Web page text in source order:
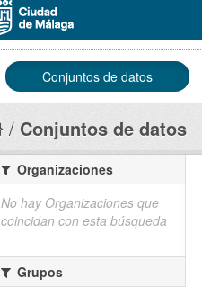
Conjuntos de datos
Conjuntos de datos
Organizaciones
No hay Organizaciones que
coincidan con esta búsqueda
Grupos